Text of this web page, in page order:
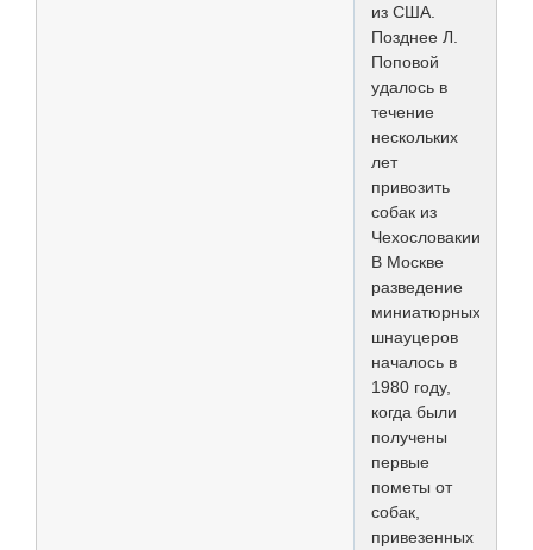
из США.
Позднее Л.
Поповой
удалось в
течение
нескольких
лет
привозить
собак из
Чехословакии.
В Москве
разведение
миниатюрных
шнауцеров
началось в
1980 году,
когда были
получены
первые
пометы от
собак,
привезенных